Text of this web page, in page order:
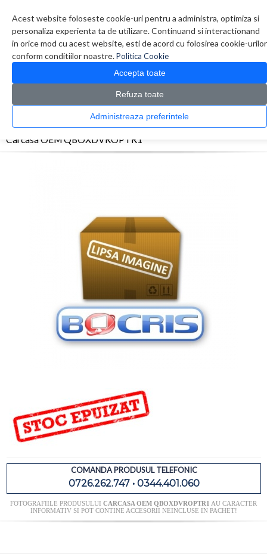
Acest website foloseste cookie-uri pentru a administra, optimiza si
personaliza experienta ta de utilizare. Continuand si interactionand
in orice mod cu acest website, esti de acord cu folosirea cookie-urilor
conform conditiilor noastre.Politica Cookie
Accepta toate
Refuza toate
Administreaza preferintele
0 produs(e)
CATALOG PRODUSE
Carcase CD/DVD > Carcasa OEM QBOXDVROPTR1
Carcasa OEM QBOXDVROPTR1
COMANDA PRODUSUL TELEFONIC
0726.262.747 • 0344.401.060
FOTOGRAFIILE PRODUSULUI CARCASA OEM QBOXDVROPTR1 AU CARACTER
INFORMATIV SI POT CONTINE ACCESORII NEINCLUSE IN PACHET!